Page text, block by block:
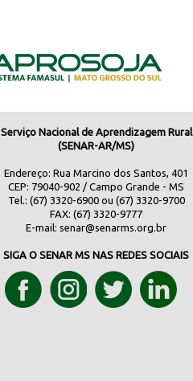
Serviço Nacional de Aprendizagem Rural
(SENAR-AR/MS)
Endereço: Rua Marcino dos Santos, 401
CEP: 79040-902 / Campo Grande - MS
Tel.: (67) 3320-6900 ou (67) 3320-9700
FAX: (67) 3320-9777
E-mail:senar@senarms.org.br
SIGA O SENAR MS NAS REDES SOCIAIS